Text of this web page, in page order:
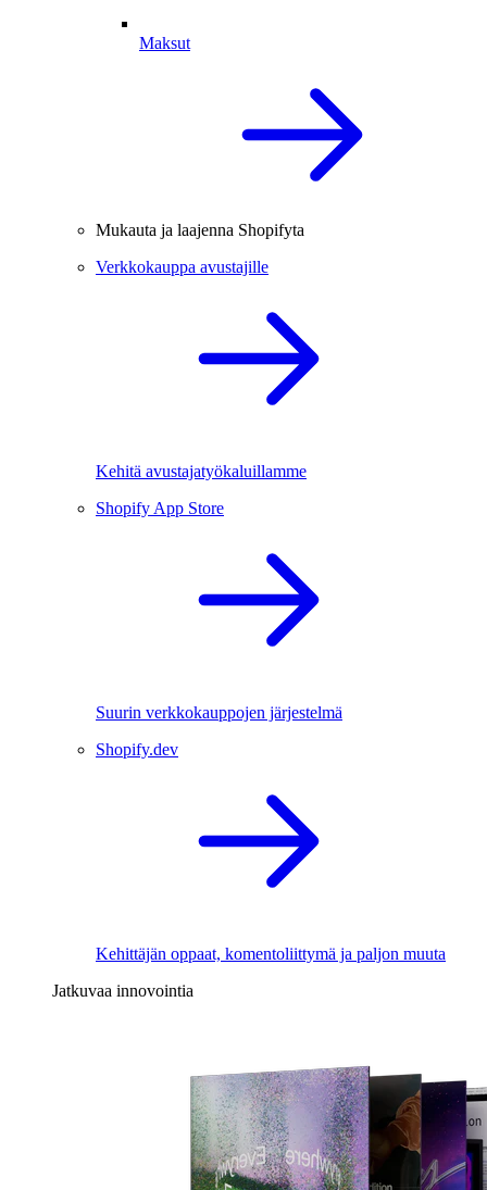
Maksut
Mukauta ja laajenna Shopifyta
Verkkokauppa avustajille
Kehitä avustajatyökaluillamme
Shopify App Store
Suurin verkkokauppojen järjestelmä
Shopify.dev
Kehittäjän oppaat, komentoliittymä ja paljon muuta
Jatkuvaa innovointia